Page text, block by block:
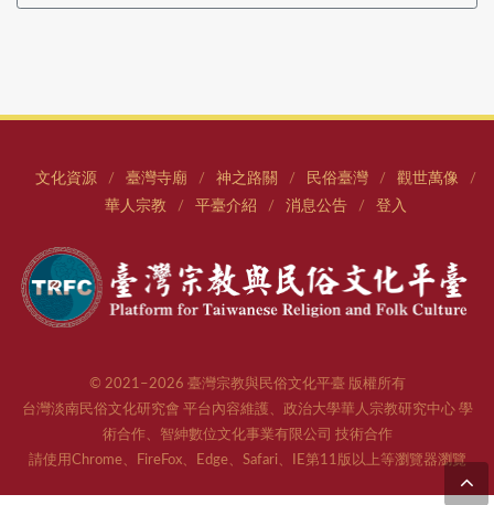
文化資源 / 臺灣寺廟 / 神之路關 / 民俗臺灣 / 觀世萬像 /
華人宗教 / 平臺介紹 / 消息公告 / 登入
© 2021–2026 臺灣宗教與民俗文化平臺 版權所有
台灣淡南民俗文化研究會 平台內容維護、政治大學華人宗教研究中心 學
術合作、智紳數位文化事業有限公司 技術合作
請使用Chrome、FireFox、Edge、Safari、IE第11版以上等瀏覽器瀏覽